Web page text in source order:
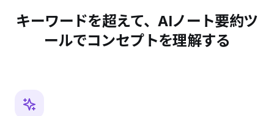
キーワードを超えて、AIノート要約ツ
ールでコンセプトを理解する